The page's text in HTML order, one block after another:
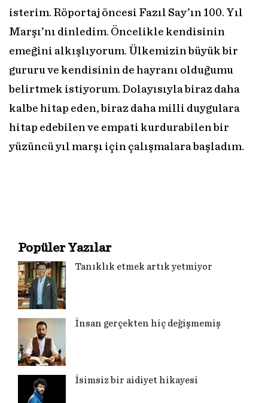
isterim. Röportaj öncesi Fazıl Say’ın 100. Yıl
Marşı’nı dinledim. Öncelikle kendisinin
emeğini alkışlıyorum. Ülkemizin büyük bir
gururu ve kendisinin de hayranı olduğumu
belirtmek istiyorum. Dolayısıyla biraz daha
kalbe hitap eden, biraz daha milli duygulara
hitap edebilen ve empati kurdurabilen bir
yüzüncü yıl marşı için çalışmalara başladım.
Popüler Yazılar
Tanıklık etmek artık yetmiyor
İnsan gerçekten hiç değişmemiş
İsimsiz bir aidiyet hikayesi